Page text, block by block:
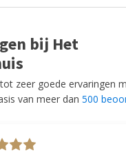
bij Het
zeer goede ervaringen
van meer dan 500